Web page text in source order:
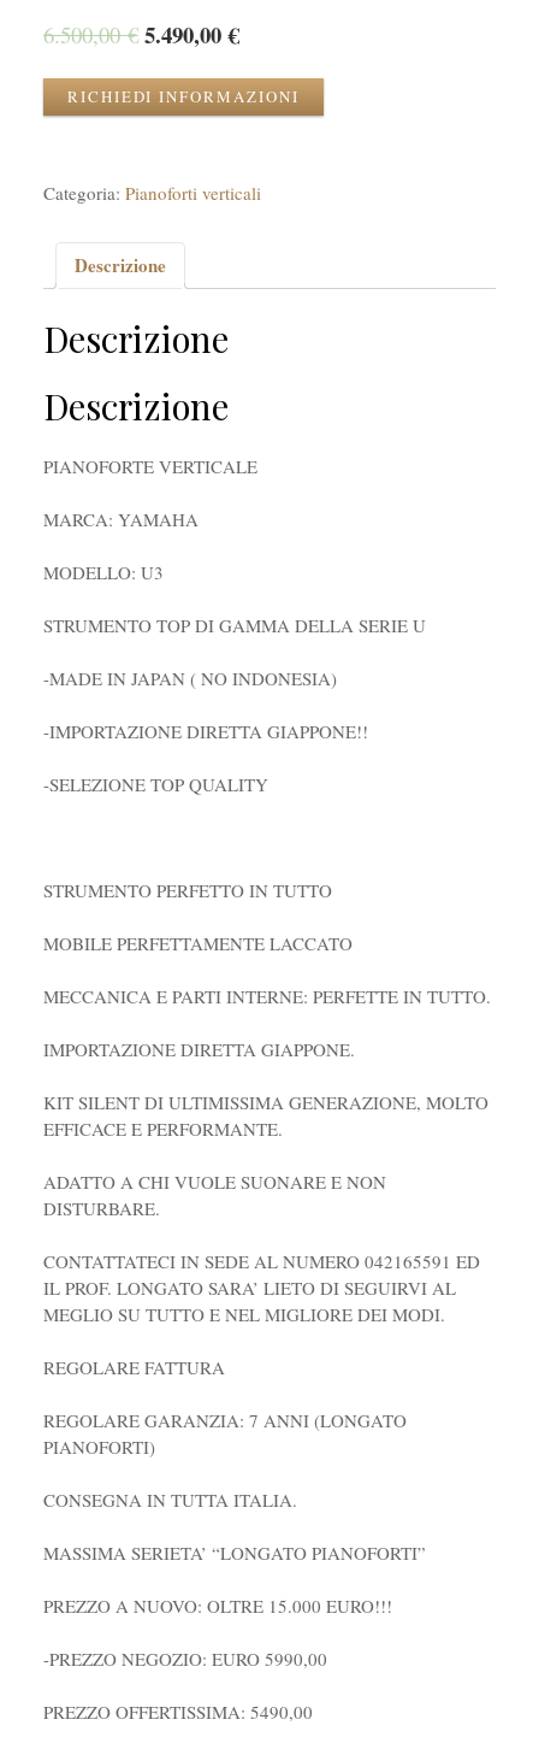
6.500,00€ 5.490,00€
RICHIEDI INFORMAZIONI
Categoria: Pianoforti verticali
Descrizione
Descrizione
Descrizione
PIANOFORTE VERTICALE
MARCA: YAMAHA
MODELLO: U3
STRUMENTO TOP DI GAMMA DELLA SERIE U
-MADE IN JAPAN ( NO INDONESIA)
-IMPORTAZIONE DIRETTA GIAPPONE!!
-SELEZIONE TOP QUALITY
STRUMENTO PERFETTO IN TUTTO
MOBILE PERFETTAMENTE LACCATO
MECCANICA E PARTI INTERNE: PERFETTE IN TUTTO.
IMPORTAZIONE DIRETTA GIAPPONE.
KIT SILENT DI ULTIMISSIMA GENERAZIONE, MOLTO
EFFICACE E PERFORMANTE.
ADATTO A CHI VUOLE SUONARE E NON
DISTURBARE.
CONTATTATECI IN SEDE AL NUMERO 042165591 ED
IL PROF. LONGATO SARA’ LIETO DI SEGUIRVI AL
MEGLIO SU TUTTO E NEL MIGLIORE DEI MODI.
REGOLARE FATTURA
REGOLARE GARANZIA: 7 ANNI (LONGATO
PIANOFORTI)
CONSEGNA IN TUTTA ITALIA.
MASSIMA SERIETA’ “LONGATO PIANOFORTI”
PREZZO A NUOVO: OLTRE 15.000 EURO!!!
-PREZZO NEGOZIO: EURO 5990,00
PREZZO OFFERTISSIMA: 5490,00